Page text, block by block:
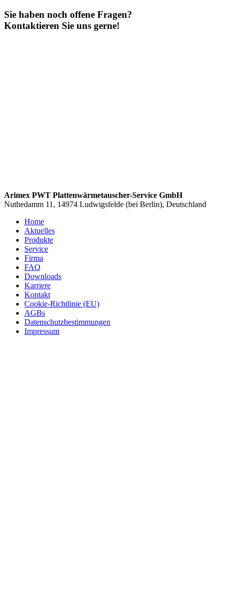
Sie haben noch offene Fragen?
Kontaktieren Sie uns gerne!
Arimex PWT Plattenwärmetauscher-Service GmbH
Nuthedamm 11, 14974 Ludwigsfelde (bei Berlin), Deutschland
Home
Aktuelles
Produkte
Service
Firma
FAQ
Downloads
Karriere
Kontakt
Cookie-Richtlinie (EU)
AGBs
Datenschutzbestimmungen
Impressum